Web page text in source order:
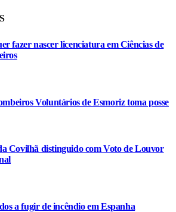
fazer nascer licenciatura em Ciências de
Voluntários de Esmoriz toma posse
Covilhã distinguido com Voto de Louvor
a fugir de incêndio em Espanha